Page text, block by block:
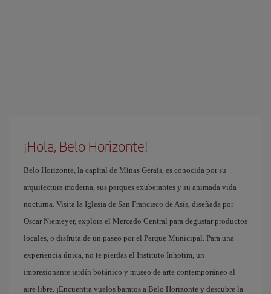
¡Hola, Belo Horizonte!
Belo Horizonte, la capital de Minas Gerais, es conocida por su
arquitectura moderna, sus parques exuberantes y su animada vida
nocturna. Visita la Iglesia de San Francisco de Asís, diseñada por
Oscar Niemeyer, explora el Mercado Central para degustar productos
locales, o disfruta de un paseo por el Parque Municipal. Para una
experiencia única, no te pierdas el Instituto Inhotim, un
impresionante jardín botánico y museo de arte contemporáneo al
aire libre. ¡Encuentra vuelos baratos a Belo Horizonte y descubre la